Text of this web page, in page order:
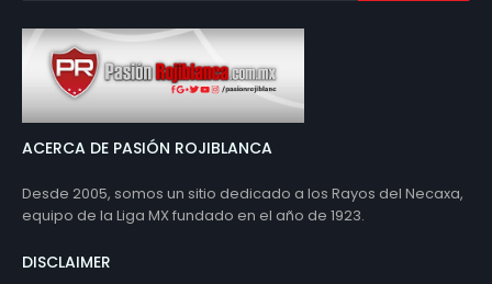
ACERCA DE PASIÓN ROJIBLANCA
Desde 2005, somos un sitio dedicado a los Rayos del Necaxa,
equipo de la Liga MX fundado en el año de 1923.
DISCLAIMER